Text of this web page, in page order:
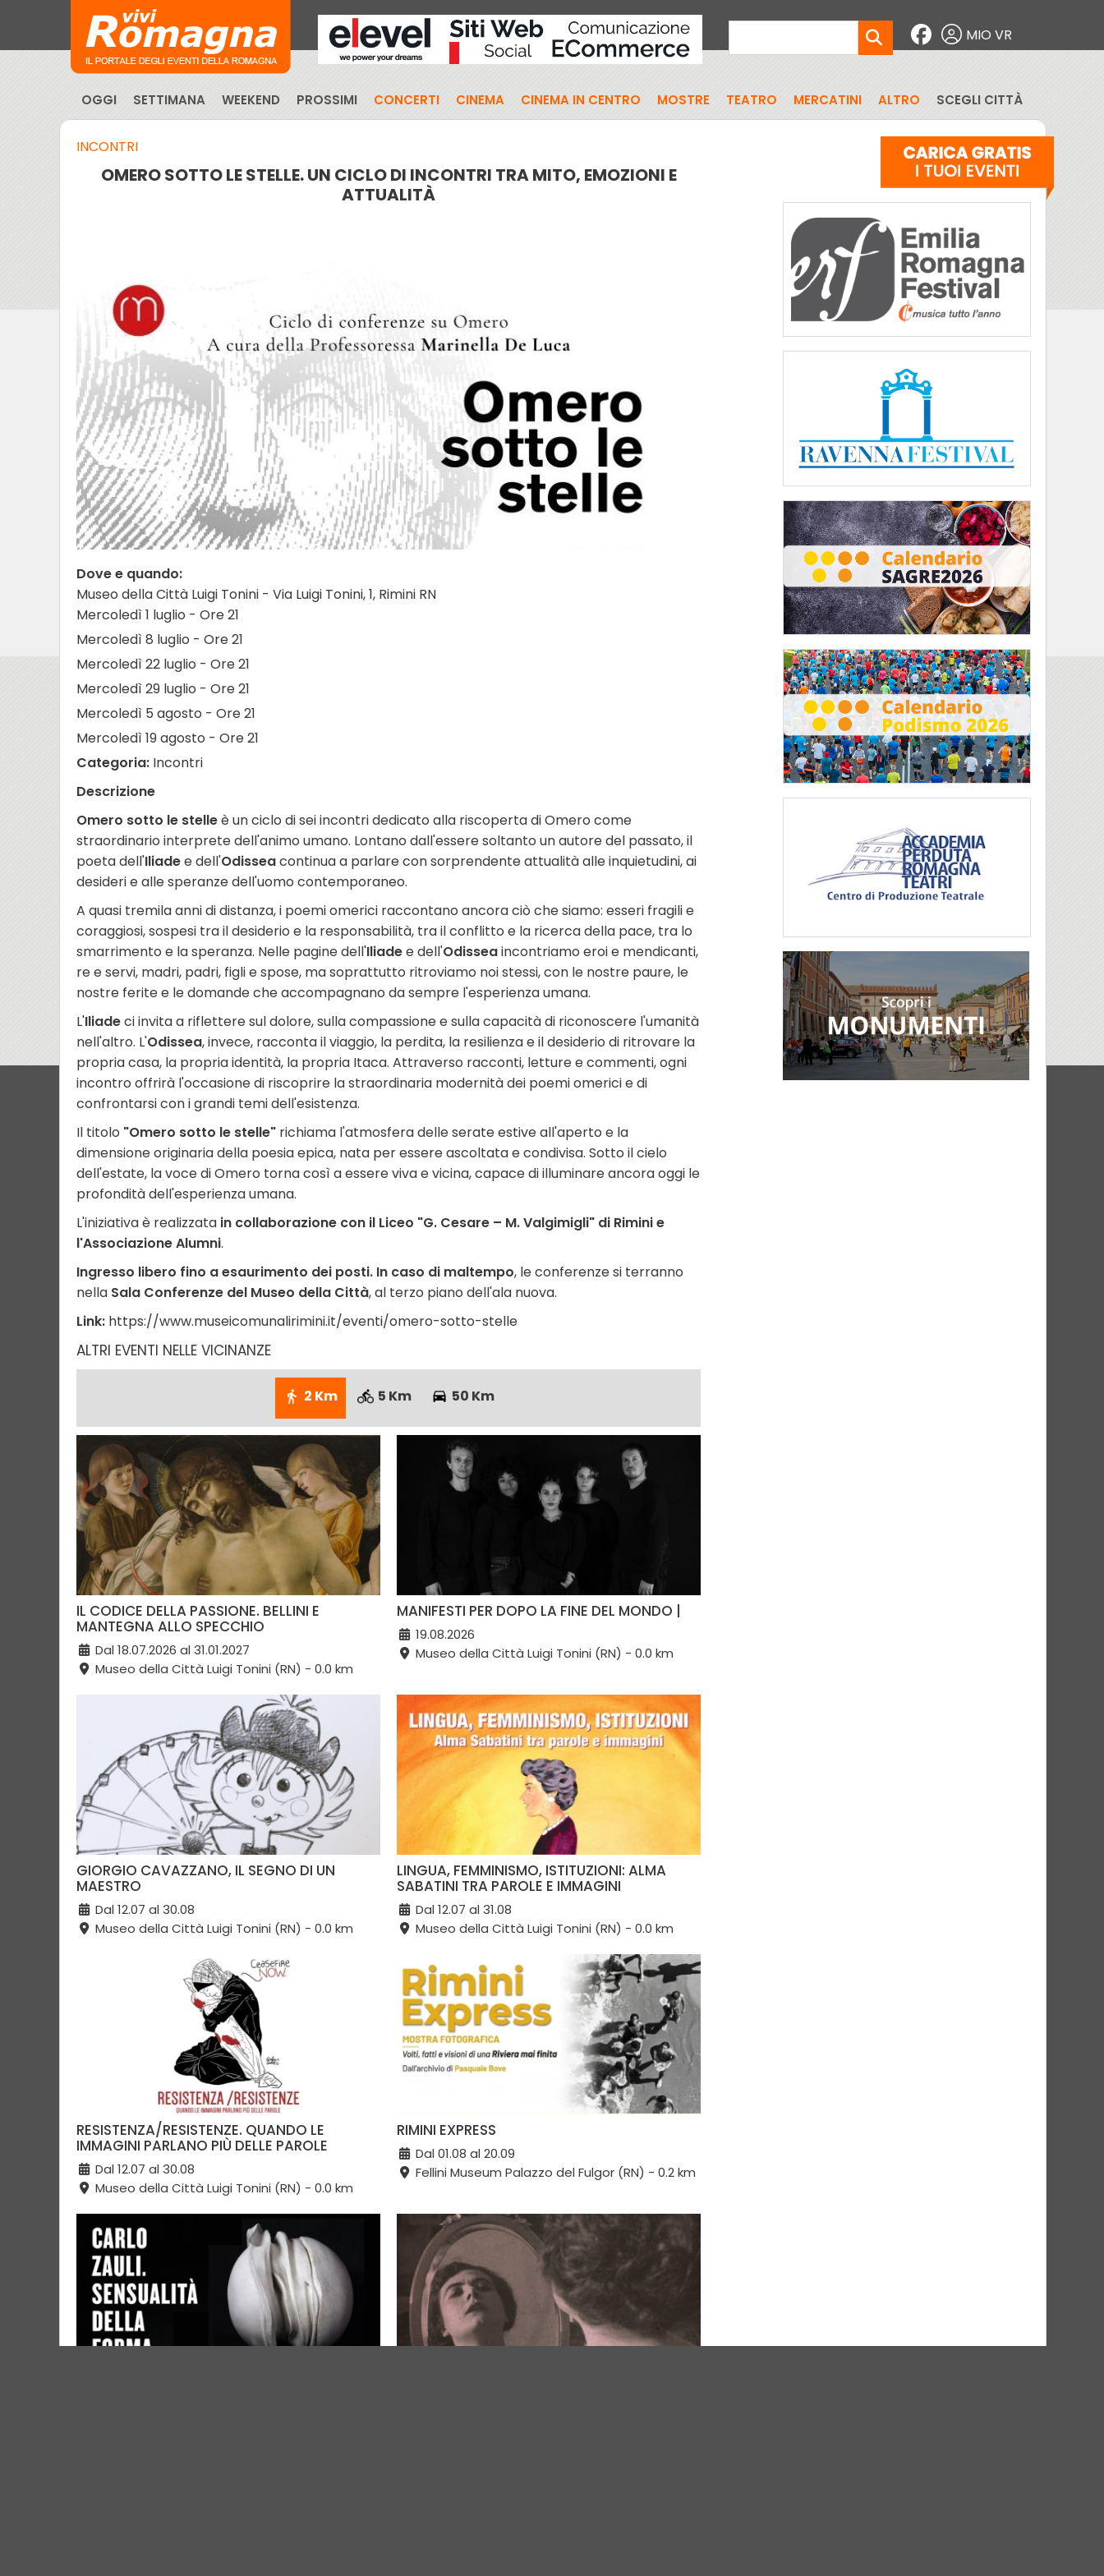
MIO VR
OGGI SETTIMANA WEEKEND PROSSIMI CONCERTI CINEMA CINEMA IN CENTRO MOSTRE TEATRO MERCATINI ALTRO SCEGLI CITTÀ
INCONTRI
OMERO SOTTO LE STELLE. UN CICLO DI INCONTRI TRA MITO, EMOZIONI E
ATTUALITÀ
Dove e quando:
Museo della Città Luigi Tonini - Via Luigi Tonini, 1, Rimini RN
Mercoledì 1 luglio - Ore 21
Mercoledì 8 luglio - Ore 21
Mercoledì 22 luglio - Ore 21
Mercoledì 29 luglio - Ore 21
Mercoledì 5 agosto - Ore 21
Mercoledì 19 agosto - Ore 21
Categoria: Incontri
Descrizione
Omero sotto le stelleè un ciclo di sei incontri dedicato alla riscoperta di Omero come
straordinario interprete dell'animo umano. Lontano dall'essere soltanto un autore del passato, il
poeta dell'Iliadee dell'Odisseacontinua a parlare con sorprendente attualità alle inquietudini, ai
desideri e alle speranze dell'uomo contemporaneo.
A quasi tremila anni di distanza, i poemi omerici raccontano ancora ciò che siamo: esseri fragili e
coraggiosi, sospesi tra il desiderio e la responsabilità, tra il conflitto e la ricerca della pace, tra lo
smarrimento e la speranza. Nelle pagine dell'Iliadee dell'Odisseaincontriamo eroi e mendicanti,
re e servi, madri, padri, figli e spose, ma soprattutto ritroviamo noi stessi, con le nostre paure, le
nostre ferite e le domande che accompagnano da sempre l'esperienza umana.
L'Iliadeci invita a riflettere sul dolore, sulla compassione e sulla capacità di riconoscere l'umanità
nell'altro. L'Odissea, invece, racconta il viaggio, la perdita, la resilienza e il desiderio di ritrovare la
propria casa, la propria identità, la propria Itaca. Attraverso racconti, letture e commenti, ogni
incontro offrirà l'occasione di riscoprire la straordinaria modernità dei poemi omerici e di
confrontarsi con i grandi temi dell'esistenza.
Il titolo "Omero sotto le stelle" richiama l'atmosfera delle serate estive all'aperto e la
dimensione originaria della poesia epica, nata per essere ascoltata e condivisa. Sotto il cielo
dell'estate, la voce di Omero torna così a essere viva e vicina, capace di illuminare ancora oggi le
profondità dell'esperienza umana.
L'iniziativa è realizzata in collaborazione con il Liceo "G. Cesare – M. Valgimigli" di Rimini e
l'Associazione Alumni.
Ingresso libero fino a esaurimento dei posti. In caso di maltempo, le conferenze si terranno
nella Sala Conferenze del Museo della Città, al terzo piano dell'ala nuova.
Link: https://www.museicomunalirimini.it/eventi/omero-sotto-stelle
ALTRI EVENTI NELLE VICINANZE
2 Km 5 Km 50 Km
IL CODICE DELLA PASSIONE. BELLINI E
MANTEGNA ALLO SPECCHIO
Dal 18.07.2026 al 31.01.2027
Museo della Città Luigi Tonini (RN) - 0.0 km
MANIFESTI PER DOPO LA FINE DEL MONDO |
19.08.2026
Museo della Città Luigi Tonini (RN) - 0.0 km
GIORGIO CAVAZZANO, IL SEGNO DI UN
MAESTRO
Dal 12.07 al 30.08
Museo della Città Luigi Tonini (RN) - 0.0 km
LINGUA, FEMMINISMO, ISTITUZIONI: ALMA
SABATINI TRA PAROLE E IMMAGINI
Dal 12.07 al 31.08
Museo della Città Luigi Tonini (RN) - 0.0 km
RESISTENZA/RESISTENZE. QUANDO LE
IMMAGINI PARLANO PIÙ DELLE PAROLE
Dal 12.07 al 30.08
Museo della Città Luigi Tonini (RN) - 0.0 km
RIMINI EXPRESS
Dal 01.08 al 20.09
Fellini Museum Palazzo del Fulgor (RN) - 0.2 km